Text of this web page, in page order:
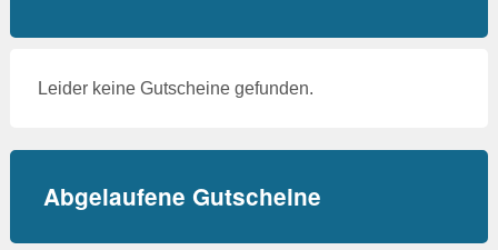
Leider keine Gutscheine gefunden.
Abgelaufene Gutscheine